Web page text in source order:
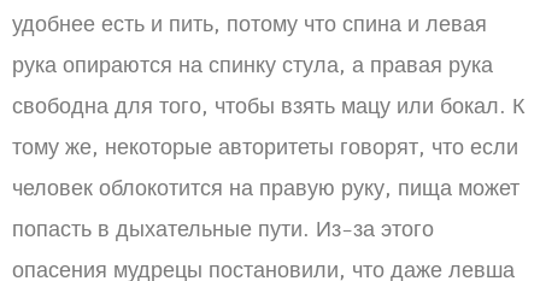
удобнее есть и пить, потому что спина и левая
рука опираются на спинку стула, а правая рука
свободна для того, чтобы взять мацу или бокал. К
тому же, некоторые авторитеты говорят, что если
человек облокотится на правую руку, пища может
попасть в дыхательные пути. Из-за этого
опасения мудрецы постановили, что даже левша